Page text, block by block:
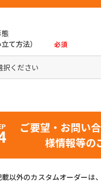
立て方法）
必須
ご要望・お問い
様情報等の
以外のカスタムオーダーは